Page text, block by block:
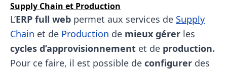
Supply Chain et Production
L’ERP full web permet aux services de Supply
Chain et de Production de mieux gérer les
cycles d’approvisionnement et de production.
Pour ce faire, il est possible de configurer des